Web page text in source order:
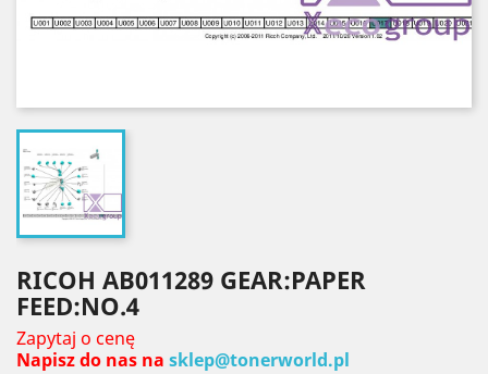
RICOH AB011289 GEAR:PAPER
FEED:NO.4
Zapytaj o cenę
Napisz do nas na sklep@tonerworld.pl